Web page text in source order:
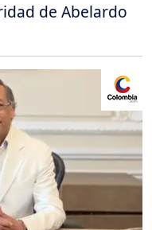
de Abelardo